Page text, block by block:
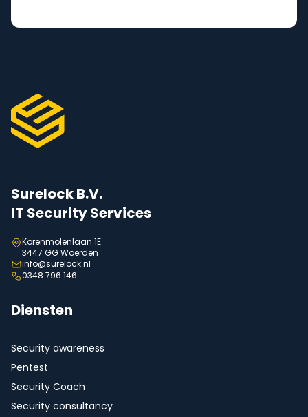
Surelock B.V.
IT Security Services
Korenmolenlaan 1E
3447 GG Woerden
info@surelock.nl
0348 796 146
Diensten
Security awareness
Pentest
Security Coach
Security consultancy